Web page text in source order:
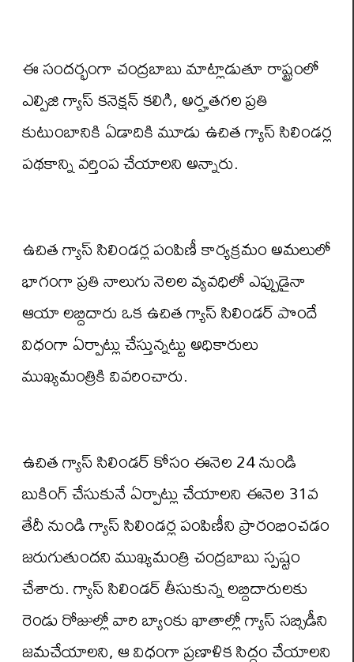
ఈ సందర్భంగా చంద్రబాబు మాట్లాడుతూ రాష్ట్రంలో
ఎల్పిజి గ్యాస్ కనెక్షన్ కలిగి, అర్హతగల ప్రతి
కుటుంబానికి ఏడాదికి మూడు ఉచిత గ్యాస్ సిలిండర్ల
పథకాన్ని వర్తింప చేయాలని అన్నారు.
ఉచిత గ్యాస్ సిలిండర్ల పంపిణీ కార్యక్రమం అమలులో
భాగంగా ప్రతి నాలుగు నెలల వ్యవధిలో ఎప్పుడైనా
ఆయా లబ్దిదారు ఒక ఉచిత గ్యాస్ సిలిండర్ పొందే
విధంగా ఏర్పాట్లు చేస్తున్నట్టు అధికారులు
ముఖ్యమంత్రికి వివరించారు.
ఉచిత గ్యాస్ సిలిండర్ కోసం ఈనెల 24 నుండి
బుకింగ్ చేసుకునే ఏర్పాట్లు చేయాలని ఈనెల 31వ
తేదీ నుండి గ్యాస్ సిలిండర్ల పంపిణీని ప్రారంభించడం
జరుగుతుందని ముఖ్యమంత్రి చంద్రబాబు స్పష్టం
చేశారు. గ్యాస్ సిలిండర్ తీసుకున్న లబ్దిదారులకు
రెండు రోజుల్లో వారి బ్యాంకు ఖాతాల్లో గ్యాస్ సబ్సిడీని
జమచేయాలని, ఆ విధంగా ప్రణాళిక సిద్దం చేయాలని